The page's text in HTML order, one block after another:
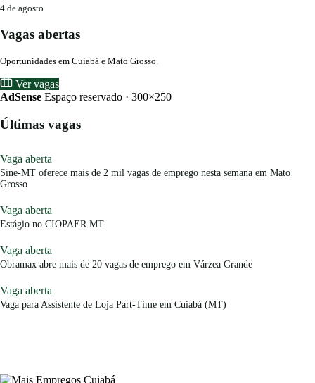
4 de agosto
Vagas abertas
Oportunidades em Cuiabá e Mato Grosso.
Ver vagas
AdSense Espaço reservado · 300×250
Últimas vagas
Vaga aberta
Sine-MT oferece mais de 2 mil vagas de emprego nesta semana em Mato
Grosso
Vaga aberta
Estágio no CIOPAER MT
Vaga aberta
Obramax abre mais de 20 vagas de emprego em Várzea Grande
Vaga aberta
Vaga para Assistente de Loja Part-Time em Cuiabá (MT)